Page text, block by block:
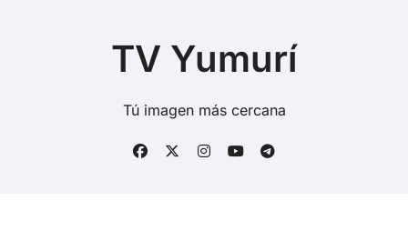
TV Yumurí
Tú imagen más cercana